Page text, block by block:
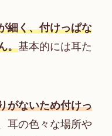
細く、付けっぱな
。基本的には耳た
がないため付けっ
耳の色々な場所や